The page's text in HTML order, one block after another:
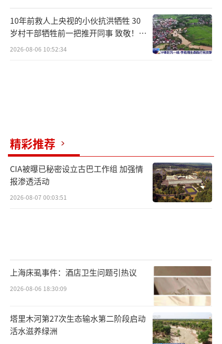
教育、信息技术、现代服务等行业领域，提供
就业岗位4780个。图为大学生在了解岗位需
求。(孙振嵩摄/光明图片)
院举行，共有180多家用人企业参会，其中本地
企业130多家，岗位覆盖汽车、新能源新材料、
高端装备制造、生物医药、文化体育传媒等领
域。湖北文理学院在现场开设“一站式”求职
服务专区，免费为毕业生提供职业妆造、证件
照拍摄、简历诊断优化与打印等暖心服务。图
10年前救人上央视的小伙抗洪牺牲 30
岁村干部牺牲前一把推开同事 致敬！送
别！
2026-08-06 10:52:34
精彩推荐
CIA被曝已秘密设立古巴工作组 加强情
报渗透活动
2026-08-07 00:03:51
上海床虱事件：酒店卫生问题引热议
2026-08-06 18:30:09
塔里木河第27次生态输水第二阶段启动
活水滋养绿洲